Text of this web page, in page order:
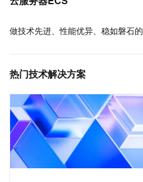
做技术先进、性能优异、稳如磐石
热门技术解决方案